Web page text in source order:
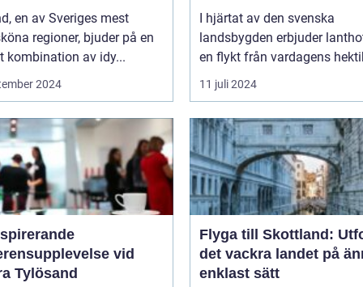
en av Sveriges mest
regioner, bjuder på en
kombination av idy...
2024
I hjärtat av den svenska
landsbygden erbjuder
en flykt från vardagens
11 juli 2024
vid
Tylösand
Flyga till Skottland:
det vackra landet på
enklast sätt